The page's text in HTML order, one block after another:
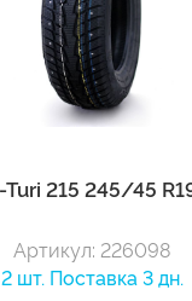
Turi 215 245/45
Артикул: 226098
2 шт. Поставка 3 дн.